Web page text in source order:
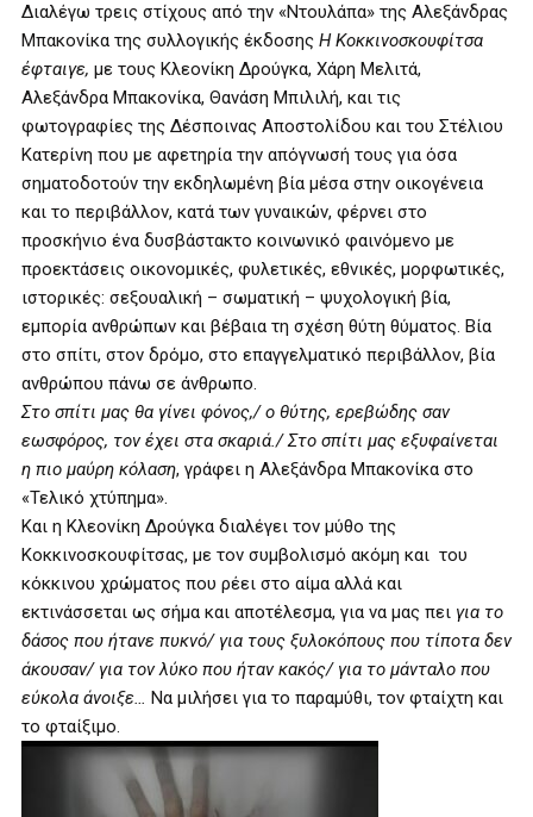
Διαλέγω τρεις στίχους από την «Ντουλάπα» της Αλεξάνδρας
Μπακονίκα της συλλογικής έκδοσης Η Κοκκινοσκουφίτσα
έφταιγε, με τους Κλεονίκη Δρούγκα, Χάρη Μελιτά,
Αλεξάνδρα Μπακονίκα, Θανάση Μπιλιλή, και τις
φωτογραφίες της Δέσποινας Αποστολίδου και του Στέλιου
Κατερίνη που με αφετηρία την απόγνωσή τους για όσα
σηματοδοτούν την εκδηλωμένη βία μέσα στην οικογένεια
και το περιβάλλον, κατά των γυναικών, φέρνει στο
προσκήνιο ένα δυσβάστακτο κοινωνικό φαινόμενο με
προεκτάσεις οικονομικές, φυλετικές, εθνικές, μορφωτικές,
ιστορικές: σεξουαλική – σωματική – ψυχολογική βία,
εμπορία ανθρώπων και βέβαια τη σχέση θύτη θύματος. Βία
στο σπίτι, στον δρόμο, στο επαγγελματικό περιβάλλον, βία
ανθρώπου πάνω σε άνθρωπο.
Στο σπίτι μας θα γίνει φόνος,/ ο θύτης, ερεβώδης σαν
εωσφόρος, τον έχει στα σκαριά./ Στο σπίτι μας εξυφαίνεται
η πιο μαύρη κόλαση, γράφει η Αλεξάνδρα Μπακονίκα στο
«Τελικό χτύπημα».
Και η Κλεονίκη Δρούγκα διαλέγει τον μύθο της
Κοκκινοσκουφίτσας, με τον συμβολισμό ακόμη και του
κόκκινου χρώματος που ρέει στο αίμα αλλά και
εκτινάσσεται ως σήμα και αποτέλεσμα, για να μας πει για το
δάσος που ήτανε πυκνό/ για τους ξυλοκόπους που τίποτα δεν
άκουσαν/ για τον λύκο που ήταν κακός/ για το μάνταλο που
εύκολα άνοιξε… Να μιλήσει για το παραμύθι, τον φταίχτη και
το φταίξιμο.